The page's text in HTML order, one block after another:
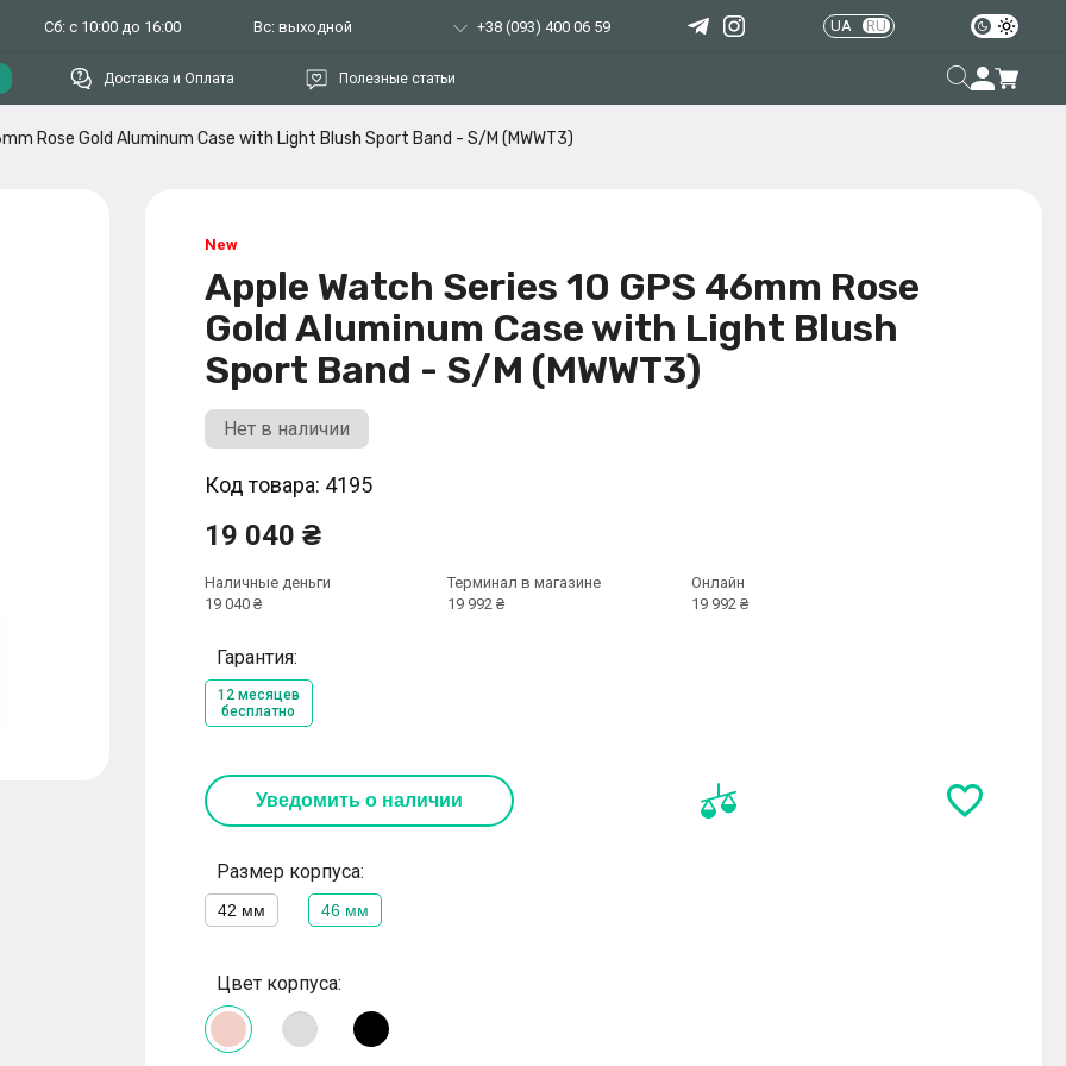
Сб: с 10:00 до 16:00 Вс: выходной +38 (093) 400 06 59 UA RU
Доставка и Оплата Полезные статьи
Rose Gold Aluminum Case with Light Blush Sport Band - S/M (MWWT3)
Apple Watch Series 10 GPS 46mm Rose
Gold Aluminum Case with Light Blush
Sport Band - S/M (MWWT3)
Нет в наличии
Код товара: 4195
19 040 ₴
Наличные деньги
19 040 ₴
Терминал в магазине
19 992 ₴
Онлайн
19 992 ₴
Гарантия:
12 месяцев
бесплатно
Уведомить о наличии
Размер корпуса:
42 мм 46 мм
Цвет корпуса: